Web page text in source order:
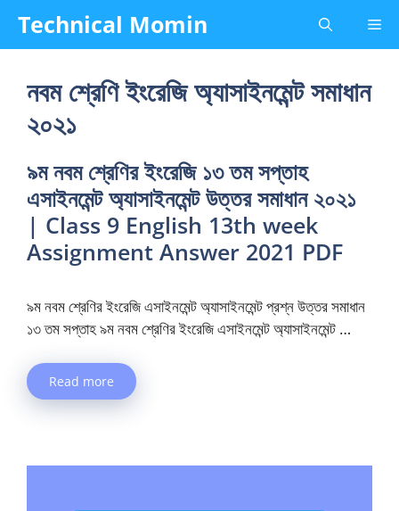
content
Technical Momin
নবম শ্রেণি ইংরেজি অ্যাসাইনমেন্ট সমাধান
২০২১
৯ম নবম শ্রেণির ইংরেজি ১৩ তম সপ্তাহ
এসাইনমেন্ট অ্যাসাইনমেন্ট উত্তর সমাধান ২০২১
| Class 9 English 13th week
Assignment Answer 2021 PDF
৯ম নবম শ্রেণির ইংরেজি এসাইনমেন্ট অ্যাসাইনমেন্ট প্রশ্ন উত্তর সমাধান
১৩ তম সপ্তাহ ৯ম নবম শ্রেণির ইংরেজি এসাইনমেন্ট অ্যাসাইনমেন্ট …
Read more